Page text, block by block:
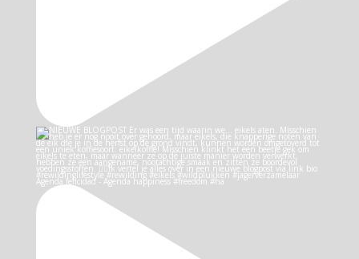
Agenda felicidad - Agenda happiness #freedom #ha